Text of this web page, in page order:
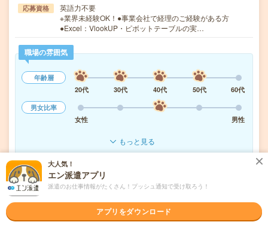
応募資格
英語力不要
※業界未経験OK！●事業会社で経理のご経験がある方
●Excel：VlookUP・ピボットテーブルの実…
職場の雰囲気
年齢層
20代
30代 40代 50代
60代
男女比率
女性
男性
もっと見る
気になる!
派遣会社 パーソルテンプスタッフ株式会社
大人気！
エン派遣アプリ
派遣のお仕事情報がたくさん！プッシュ通知で受け取ろう！
アプリをダウンロード